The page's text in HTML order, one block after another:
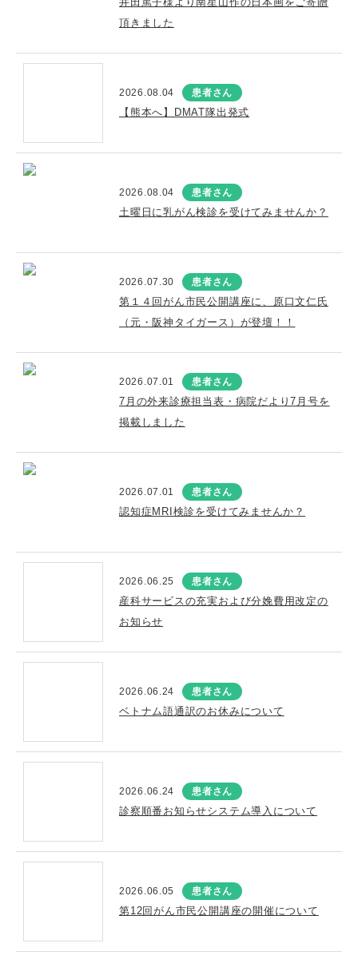
頂きました
2026.08.04 患者さん
【熊本へ】DMAT隊出発式
2026.08.04 患者さん
土曜日に乳がん検診を受けてみませんか？
2026.07.30 患者さん
第１４回がん市民公開講座に、原口文仁氏
（元・阪神タイガース）が登壇！！
2026.07.01 患者さん
7月の外来診療担当表・病院だより7月号を
掲載しました
2026.07.01 患者さん
認知症MRI検診を受けてみませんか？
2026.06.25 患者さん
産科サービスの充実および分娩費用改定の
お知らせ
2026.06.24 患者さん
ベトナム語通訳のお休みについて
2026.06.24 患者さん
診察順番お知らせシステム導入について
2026.06.05 患者さん
第12回がん市民公開講座の開催について